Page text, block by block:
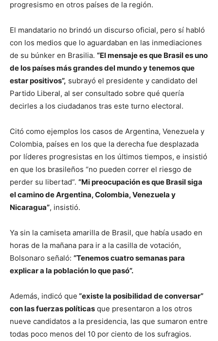
progresismo en otros países de la región.
El mandatario no brindó un discurso oficial, pero sí habló
con los medios que lo aguardaban en las inmediaciones
de su búnker en Brasilia. “El mensaje es que Brasil es uno
de los países más grandes del mundo y tenemos que
estar positivos”, subrayó el presidente y candidato del
Partido Liberal, al ser consultado sobre qué quería
decirles a los ciudadanos tras este turno electoral.
Citó como ejemplos los casos de Argentina, Venezuela y
Colombia, países en los que la derecha fue desplazada
por líderes progresistas en los últimos tiempos, e insistió
en que los brasileños “no pueden correr el riesgo de
perder su libertad”. “Mi preocupación es que Brasil siga
el camino de Argentina, Colombia, Venezuela y
Nicaragua”, insistió.
Ya sin la camiseta amarilla de Brasil, que había usado en
horas de la mañana para ir a la casilla de votación,
Bolsonaro señaló: “Tenemos cuatro semanas para
explicar a la población lo que pasó”.
Además, indicó que “existe la posibilidad de conversar”
con las fuerzas políticas que presentaron a los otros
nueve candidatos a la presidencia, las que sumaron entre
todas poco menos del 10 por ciento de los sufragios.